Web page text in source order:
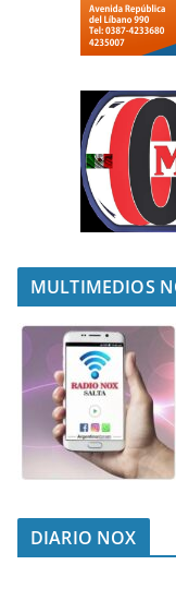
MULTIMEDIOS
DIARIO NOX